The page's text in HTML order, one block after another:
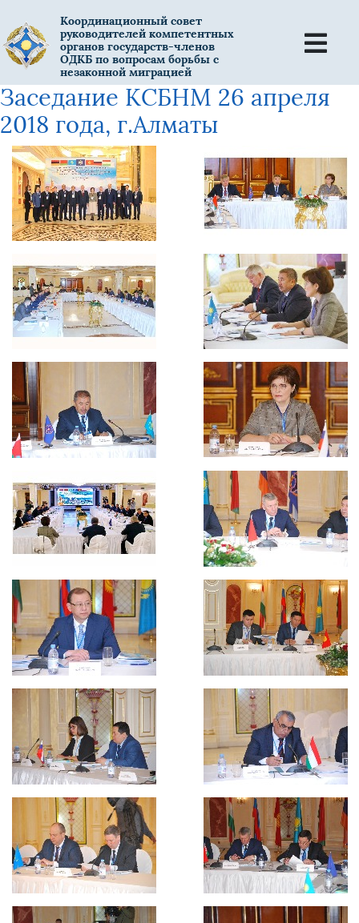
Координационный совет
руководителей компетентных
органов государств-членов
ОДКБ по вопросам борьбы с
незаконной миграцией
Заседание КСБНМ 26 апреля
2018 года, г.Алматы